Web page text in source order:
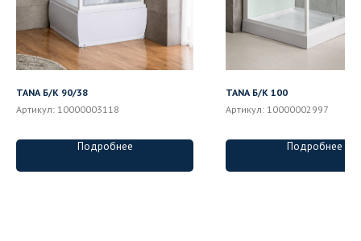
TANA Б/К 90/38
Артикул: 10000003118
Подробнее
TANA Б/К 100
Артикул: 10000002997
Подробнее